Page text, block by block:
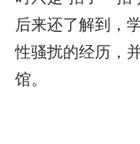
后来还了解到，
性骚扰的经历，
馆。